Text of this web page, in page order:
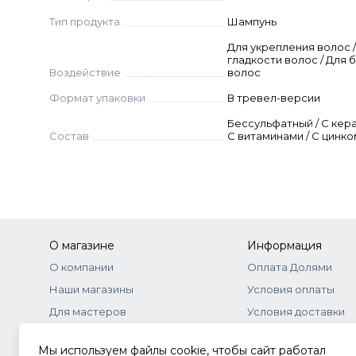
Hydroxysultaine, Cocamidopropyl Betaine,
Carboxylate, Decyl Glucoside, Lauryl
Chloride, Trisodium Ethylenediamine
Glyceryl Laurate, Limonene, Tocopheryl
Amino Acids, Threonine, Serine, Arginine Hcl,
Saccharomyces/copper Ferment,
Leuconostoc/radish Root Ferment Filtrate,
Тип продукта
Шампунь
Воздействие
Для укрепления волос
гладкости волос / Для
волос
Формат упаковки
В тревел-версии
Состав
Бессульфатный / С
С витаминами / С
О магазине
О компании
Наши магазины
Для мастеров
Информация
Оплата Долями
Условия оплаты
Условия доставки
Мы используем файлы cookie, чтобы сайт работал